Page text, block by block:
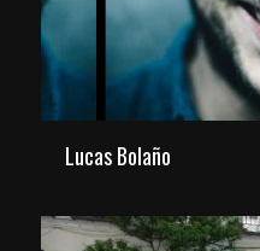
Lucas Bolaño